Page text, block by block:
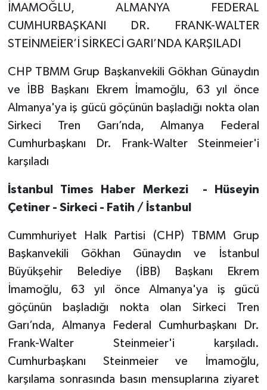
İMAMOĞLU, ALMANYA FEDERAL
CUMHURBAŞKANI DR. FRANK-WALTER
STEİNMEİER’İ SİRKECİ GARI’NDA KARŞILADI
CHP TBMM Grup Başkanvekili Gökhan Günaydın
ve İBB Başkanı Ekrem İmamoğlu, 63 yıl önce
Almanya'ya iş gücü göçünün başladığı nokta olan
Sirkeci Tren Garı’nda, Almanya Federal
Cumhurbaşkanı Dr. Frank-Walter Steinmeier'i
karşıladı
İstanbul Times Haber Merkezi - Hüseyin
Çetiner - Sirkeci - Fatih / İstanbul
Cummhuriyet Halk Partisi (CHP) TBMM Grup
Başkanvekili Gökhan Günaydın ve İstanbul
Büyükşehir Belediye (İBB) Başkanı Ekrem
İmamoğlu, 63 yıl önce Almanya'ya iş gücü
göçünün başladığı nokta olan Sirkeci Tren
Garı’nda, Almanya Federal Cumhurbaşkanı Dr.
Frank-Walter Steinmeier'i karşıladı.
Cumhurbaşkanı Steinmeier ve İmamoğlu,
karşılama sonrasında basın mensuplarına ziyaret